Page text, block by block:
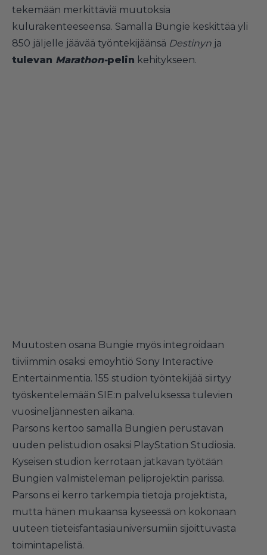
tekemään merkittäviä muutoksia
kulurakenteeseensa. Samalla Bungie keskittää yli
850 jäljelle jäävää työntekijäänsä Destinyn ja
tulevan Marathon-pelin kehitykseen.
Muutosten osana Bungie myös integroidaan
tiiviimmin osaksi emoyhtiö Sony Interactive
Entertainmentia. 155 studion työntekijää siirtyy
työskentelemään SIE:n palveluksessa tulevien
vuosineljännesten aikana.
Parsons kertoo samalla Bungien perustavan
uuden pelistudion osaksi PlayStation Studiosia.
Kyseisen studion kerrotaan jatkavan työtään
Bungien valmisteleman peliprojektin parissa.
Parsons ei kerro tarkempia tietoja projektista,
mutta hänen mukaansa kyseessä on kokonaan
uuteen tieteisfantasiauniversumiin sijoittuvasta
toimintapelistä.